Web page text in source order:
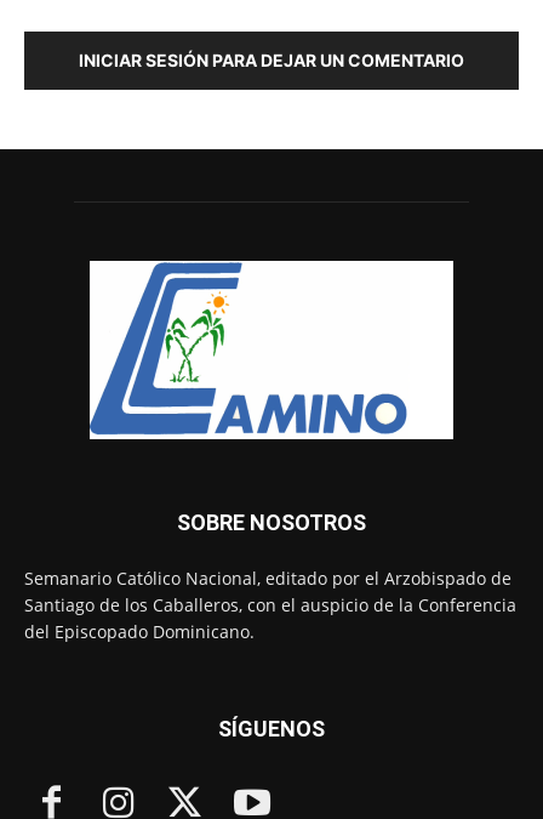
INICIAR SESIÓN PARA DEJAR UN COMENTARIO
SOBRE NOSOTROS
Semanario Católico Nacional, editado por el Arzobispado de
Santiago de los Caballeros, con el auspicio de la Conferencia
del Episcopado Dominicano.
SÍGUENOS